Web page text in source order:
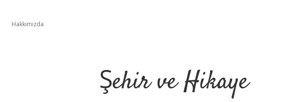
Hakkımızda
Şehir ve Hikaye